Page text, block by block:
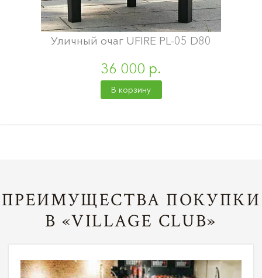
Уличный очаг UFIRE PL-05 D80
36 000 р.
В корзину
ПРЕИМУЩЕСТВА ПОКУПКИ
В «VILLAGE CLUB»